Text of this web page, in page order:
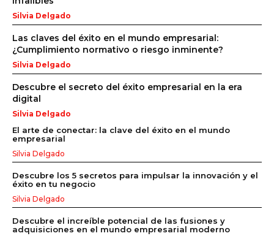
Silvia Delgado
Las claves del éxito en el mundo empresarial:
¿Cumplimiento normativo o riesgo inminente?
Silvia Delgado
Descubre el secreto del éxito empresarial en la era
digital
Silvia Delgado
El arte de conectar: la clave del éxito en el mundo
empresarial
Silvia Delgado
Descubre los 5 secretos para impulsar la innovación y el
éxito en tu negocio
Silvia Delgado
Descubre el increíble potencial de las fusiones y
adquisiciones en el mundo empresarial moderno